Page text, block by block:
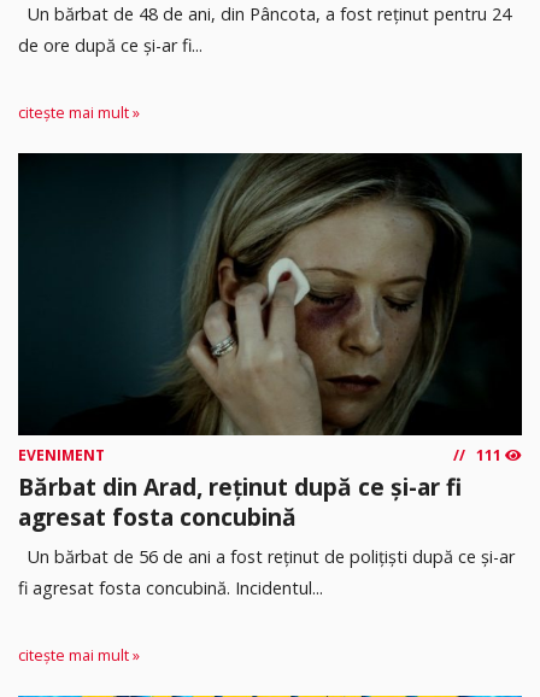
Un bărbat de 48 de ani, din Pâncota, a fost reținut pentru 24
de ore după ce și-ar fi...
citește mai mult »
EVENIMENT 111
Bărbat din Arad, reținut după ce și-ar fi
agresat fosta concubină
Un bărbat de 56 de ani a fost reținut de polițiști după ce și-ar
fi agresat fosta concubină. Incidentul...
citește mai mult »